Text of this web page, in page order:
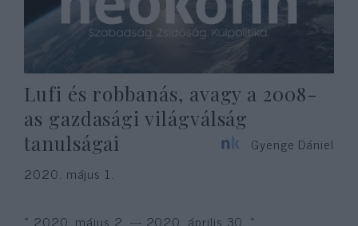
Lufi és robbanás, avagy a 2008-
as gazdasági világválság
tanulságai
Gyenge Dániel
2020. május 1.
« 2020. május 2. --- 2020. április 30. »